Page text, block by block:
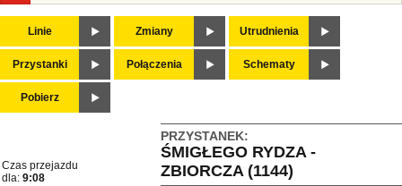
Linie Zmiany Utrudnienia
Przystanki Połączenia Schematy
Pobierz
PRZYSTANEK:
ŚMIGŁEGO RYDZA -
ZBIORCZA (1144)
Czas przejazdu
dla: 9:08